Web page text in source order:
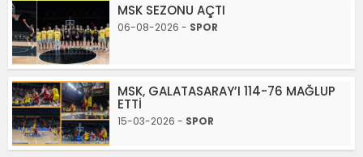
MSK SEZONU AÇTI
06-08-2026 - SPOR
MSK, GALATASARAY’I 114-76 MAĞLUP
ETTİ
15-03-2026 - SPOR